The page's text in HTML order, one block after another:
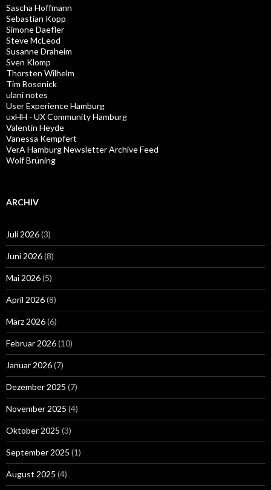
Sascha Hoffmann
Sebastian Kopp
Simone Daefler
Steve McLeod
Susanne Draheim
Sven Klomp
Thorsten Wilhelm
Tim Bosenick
ulani notes
User Experience Hamburg
uxHH - UX Community Hamburg
Valentin Heyde
Vanessa Kempfert
VerA Hamburg Newsletter Archive Feed
Wolf Brüning
ARCHIV
Juli 2026(3)
Juni 2026(8)
Mai 2026(5)
April 2026(8)
März 2026(6)
Februar 2026(10)
Januar 2026(7)
Dezember 2025 (7)
November 2025 (4)
Oktober 2025 (3)
September 2025 (1)
August 2025 (4)